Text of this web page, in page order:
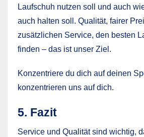
Laufschuh nutzen soll und auch
auch halten soll. Qualität, fairer
zusätzlichen Service, den besten
finden – das ist unser Ziel.
Konzentriere du dich auf deinen
konzentrieren uns auf dich.
5. Fazit
Service und Qualität sind wichtig,